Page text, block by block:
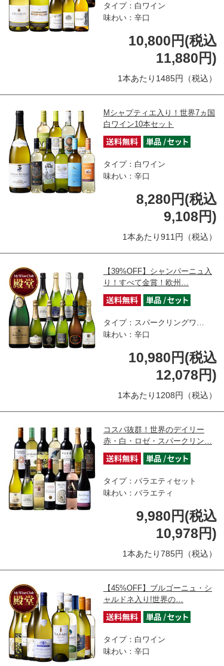
タイプ：白ワイン
味わい：辛口
10,800円(税込
11,880円)
1本あたり1485円（税込）
Mシャプティエ入り！世界7ヵ国
白ワイン10本セット
タイプ：白ワイン
味わい：辛口
8,280円(税込
9,108円)
1本あたり911円（税込）
【39%OFF】シャンパーニュ入
り！すべて金賞！欧州…
タイプ：スパークリングワ…
味わい：辛口
10,980円(税込
12,078円)
1本あたり1208円（税込）
コスパ抜群！世界のデイリー
赤・白・ロゼ・スパークリン…
タイプ：バラエティセット
味わい：バラエティ
9,980円(税込
10,978円)
1本あたり785円（税込）
【45%OFF】ブルゴーニュ・シ
ャルドネ入り!世界の…
タイプ：白ワイン
味わい：辛口